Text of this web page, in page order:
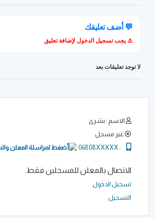
💬 أضف تعليقك
⚠️ يجب تسجيل الدخول لإضافة تعليق
لا توجد تعليقات بعد
الاسم : بشرى
غير مسجل
:
06808XXXXX
الاتصال بالمعلن للمسجلين فقط.
تسجيل الدخول
التسجيل